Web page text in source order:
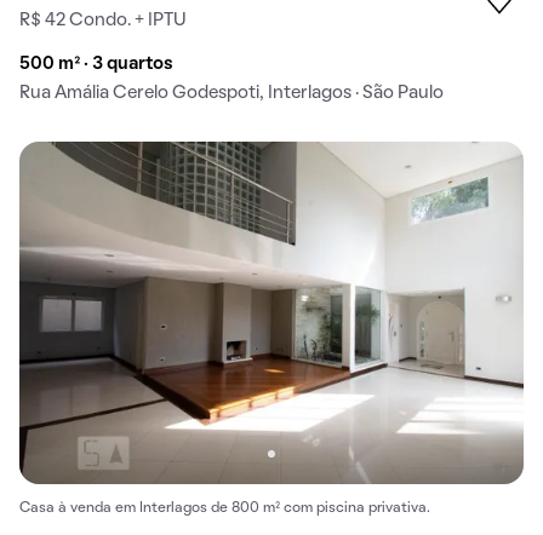
R$ 42 Condo. + IPTU
500 m² · 3 quartos
Rua Amália Cerelo Godespoti, Interlagos · São Paulo
Casa à venda em Interlagos de 800 m² com piscina privativa.